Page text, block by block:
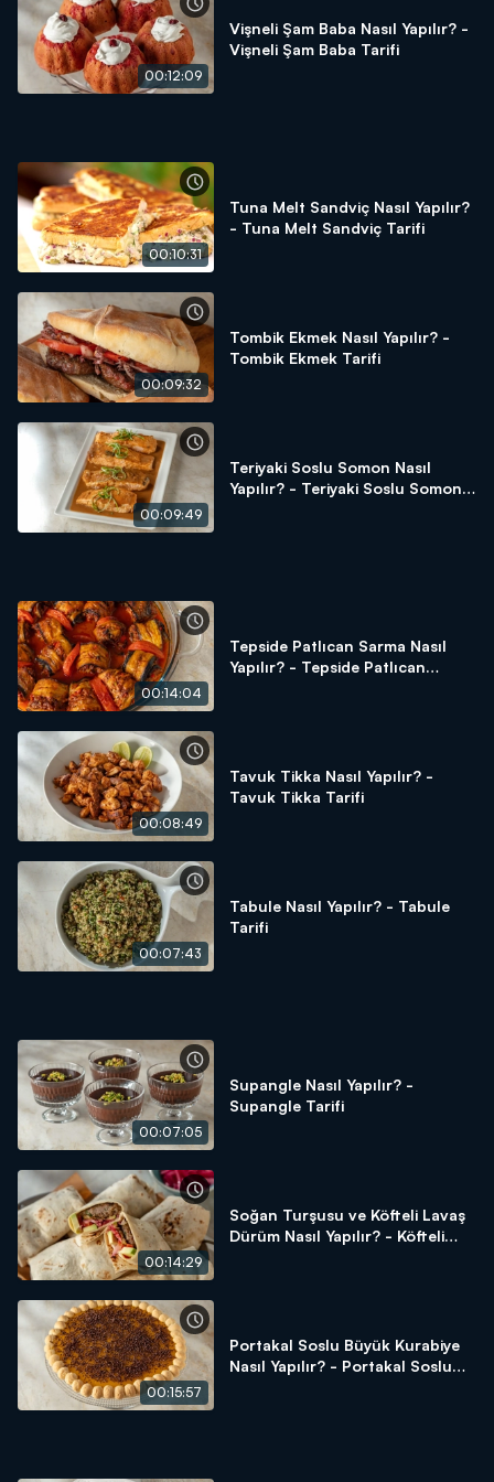
Arda'nın Mutfağı'nda neler mi var? Mevsiminde ürünler,
ustasından lezzetler ve tabii ki Arda'nın dokunuşları!
Arda'nın Mutfağı hayatınıza, mutfağınıza lezzet katmaya
devam ediyor!
00:12:09
Vişneli Şam Baba Nasıl Yapılır? -
Vişneli Şam Baba Tarifi
00:10:31
Tuna Melt Sandviç Nasıl Yapılır?
- Tuna Melt Sandviç Tarifi
00:09:32
Tombik Ekmek Nasıl Yapılır? -
Tombik Ekmek Tarifi
00:09:49
Teriyaki Soslu Somon Nasıl
Yapılır? - Teriyaki Soslu Somon
00:14:04
Tepside Patlıcan Sarma Nasıl
Yapılır? - Tepside Patlıcan
00:08:49
Tavuk Tikka Nasıl Yapılır? -
Tavuk Tikka Tarifi
00:07:43
Tabule Nasıl Yapılır? - Tabule
Tarifi
00:07:05
Supangle Nasıl Yapılır? -
Supangle Tarifi
00:14:29
Soğan Turşusu ve Köfteli Lavaş
Dürüm Nasıl Yapılır? - Köfteli
00:15:57
Portakal Soslu Büyük Kurabiye
Nasıl Yapılır? - Portakal Soslu